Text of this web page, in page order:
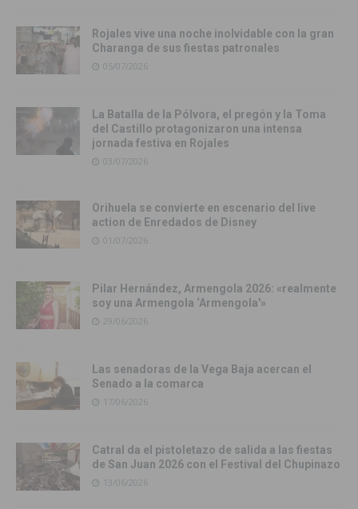
Rojales vive una noche inolvidable con la gran
Charanga de sus fiestas patronales
05/07/2026
La Batalla de la Pólvora, el pregón y la Toma
del Castillo protagonizaron una intensa
jornada festiva en Rojales
03/07/2026
Orihuela se convierte en escenario del live
action de Enredados de Disney
01/07/2026
Pilar Hernández, Armengola 2026: «realmente
soy una Armengola ‘Armengola'»
29/06/2026
Las senadoras de la Vega Baja acercan el
Senado a la comarca
17/06/2026
Catral da el pistoletazo de salida a las fiestas
de San Juan 2026 con el Festival del Chupinazo
13/06/2026